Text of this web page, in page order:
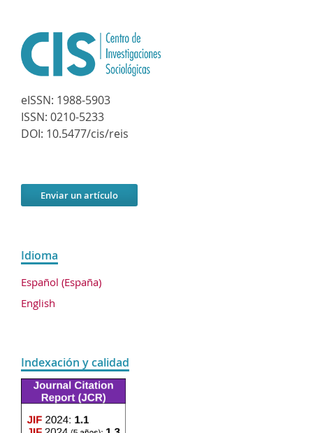
eISSN: 1988-5903
ISSN: 0210-5233
DOI: 10.5477/cis/reis
Enviar un artículo
Idioma
Español (España)
English
Indexación y calidad